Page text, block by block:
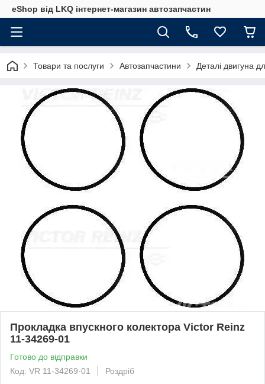
eShop від LKQ інтернет-магазин автозапчастин
Товари та послуги Автозапчастини Деталі двигуна
Прокладка впускного колектора Victor Reinz
11-34269-01
Готово до відправки
Код: VR 11-34269-01
Роздріб